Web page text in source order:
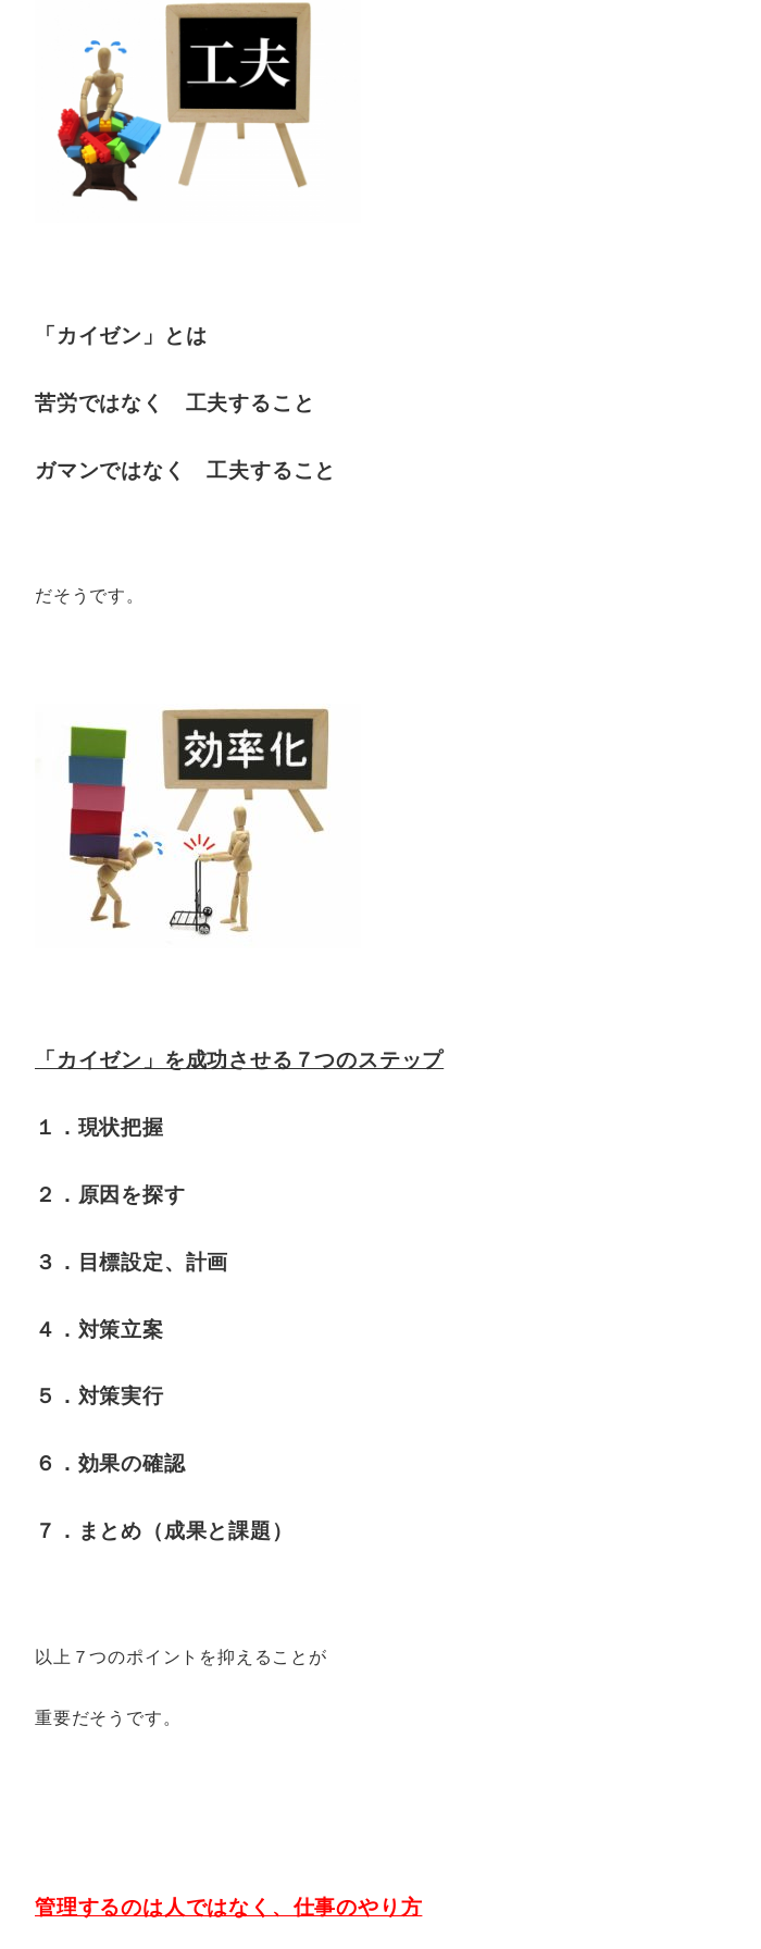
「カイゼン」とは
苦労ではなく 工夫すること
ガマンではなく 工夫すること
だそうです。
「カイゼン」を成功させる７つのステップ
１．現状把握
２．原因を探す
３．目標設定、計画
４．対策立案
５．対策実行
６．効果の確認
７．まとめ（成果と課題）
以上７つのポイントを抑えることが
重要だそうです。
管理するのは人ではなく、仕事のやり方